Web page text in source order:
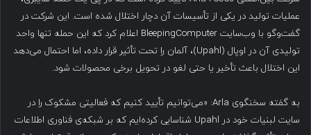
عملیات تولید در یکی از تأسیسات آن دچار اختلال شده است. این شرکت در
گفت‌وگو با وب‌سایت BleepingComputer اعلام کرد که این حمله تنها واحد
تولیدی آن در اوپال (Upahl)، آلمان را تحت تأثیر قرار داده، اما احتمال می‌دهد
این اختلال باعث تأخیر یا حتی لغو در تحویل برخی محصولات شود.
به گفته سخنگوی Arla: «می‌توانیم تأیید کنیم که فعالیتی مشکوک را در
سایت لبنیات خود در Upahl شناسایی کرده‌ایم که بر شبکه‌ی فناوری اطلاعات